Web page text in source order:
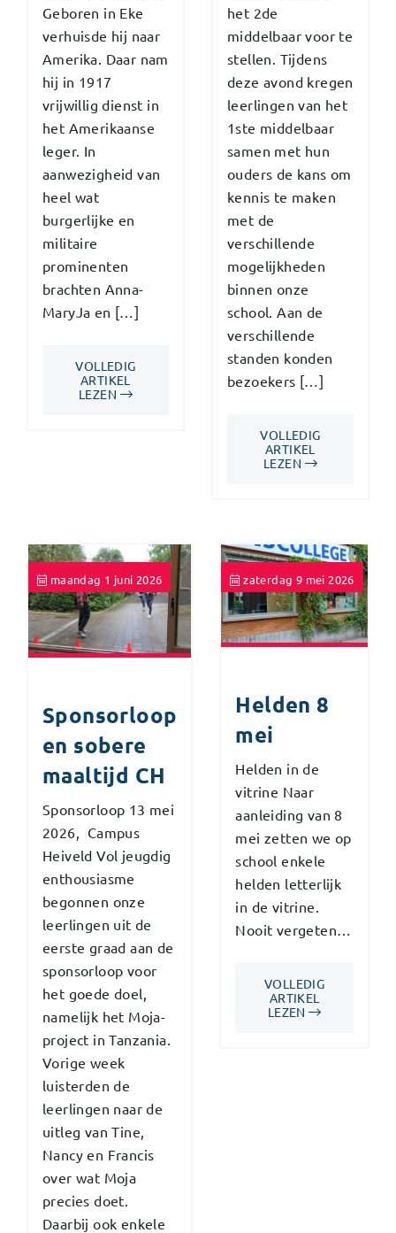
Geboren in Eke
verhuisde hij naar
Amerika. Daar nam
hij in 1917
vrijwillig dienst in
het Amerikaanse
leger. In
aanwezigheid van
heel wat
burgerlijke en
militaire
prominenten
brachten Anna-
MaryJa en […]
VOLLEDIG
ARTIKEL
LEZEN
het 2de
middelbaar voor te
stellen. Tijdens
deze avond kregen
leerlingen van het
1ste middelbaar
samen met hun
ouders de kans om
kennis te maken
met de
verschillende
mogelijkheden
binnen onze
school. Aan de
verschillende
standen konden
bezoekers […]
VOLLEDIG
ARTIKEL
LEZEN
maandag 1 juni 2026
Sponsorloop
en sobere
maaltijd CH
Sponsorloop 13 mei
2026, Campus
Heiveld Vol jeugdig
enthousiasme
begonnen onze
leerlingen uit de
eerste graad aan de
sponsorloop voor
het goede doel,
namelijk het Moja-
project in Tanzania.
Vorige week
luisterden de
leerlingen naar de
uitleg van Tine,
Nancy en Francis
over wat Moja
precies doet.
Daarbij ook enkele
zaterdag 9 mei 2026
Helden 8
mei
Helden in de
vitrine Naar
aanleiding van 8
mei zetten we op
school enkele
helden letterlijk
in de vitrine.
Nooit vergeten…
VOLLEDIG
ARTIKEL
LEZEN